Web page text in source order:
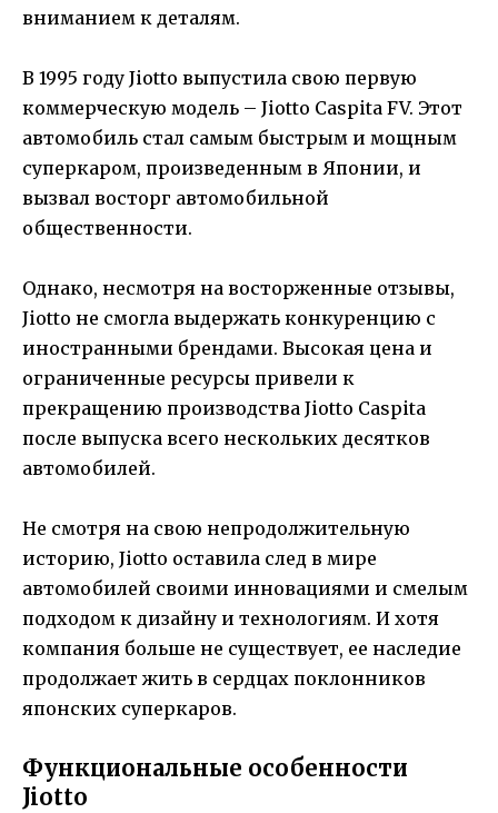
вниманием к деталям.
В 1995 году Jiotto выпустила свою первую
коммерческую модель – Jiotto Caspita FV. Этот
автомобиль стал самым быстрым и мощным
суперкаром, произведенным в Японии, и
вызвал восторг автомобильной
общественности.
Однако, несмотря на восторженные отзывы,
Jiotto не смогла выдержать конкуренцию с
иностранными брендами. Высокая цена и
ограниченные ресурсы привели к
прекращению производства Jiotto Caspita
после выпуска всего нескольких десятков
автомобилей.
Не смотря на свою непродолжительную
историю, Jiotto оставила след в мире
автомобилей своими инновациями и смелым
подходом к дизайну и технологиям. И хотя
компания больше не существует, ее наследие
продолжает жить в сердцах поклонников
японских суперкаров.
Функциональные особенности
Jiotto